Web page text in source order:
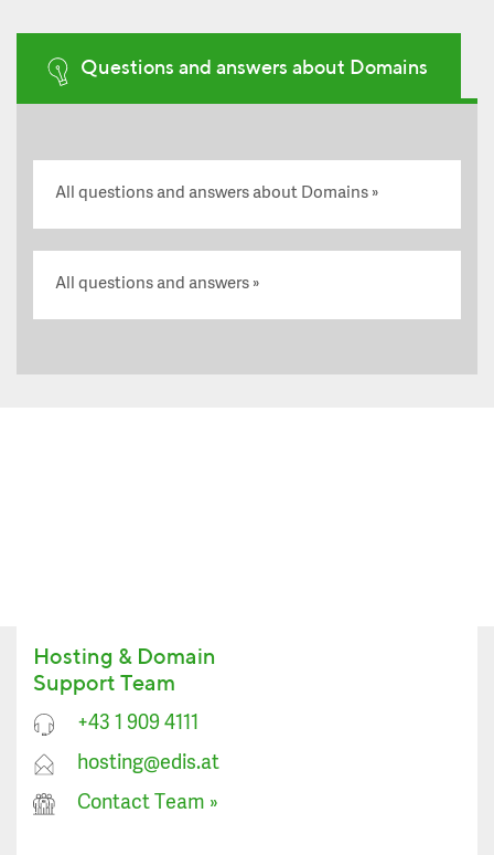
Questions and answers about Domains
All questions and answers about Domains
All questions and answers
Hosting & Domain
Support Team
+43 1 909 4111
hosting@edis.at
Contact Team »